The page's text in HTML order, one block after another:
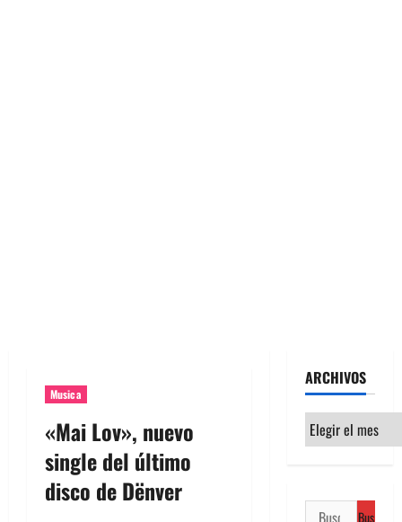
Musica
«Mai Lov», nuevo
single del último
disco de Dënver
ARCHIVOS
Archivos
Buscar: